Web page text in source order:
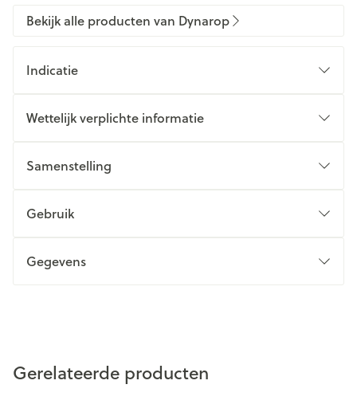
Bekijk alle producten van Dynarop
Indicatie
Wettelijk verplichte informatie
Samenstelling
Gebruik
Gegevens
Gerelateerde producten